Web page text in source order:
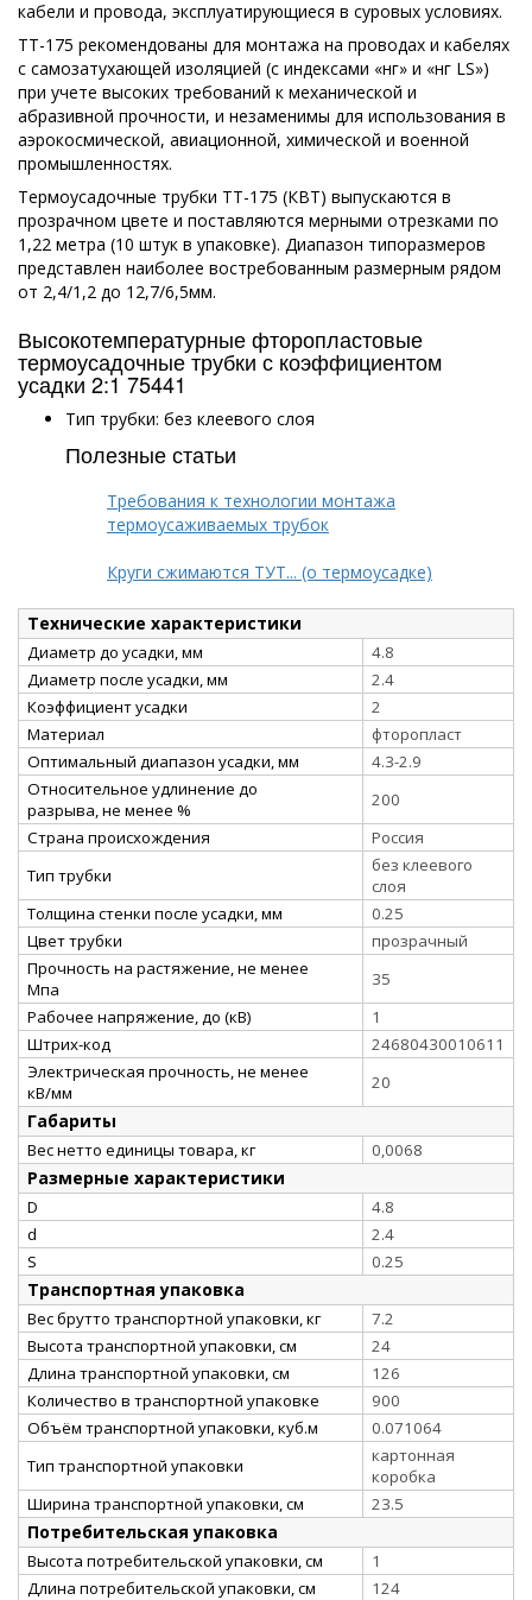
кабели и провода, эксплуатирующиеся в суровых условиях.
ТТ-175 рекомендованы для монтажа на проводах и кабелях
с самозатухающей изоляцией (с индексами «нг» и «нг LS»)
при учете высоких требований к механической и
абразивной прочности, и незаменимы для использования в
аэрокосмической, авиационной, химической и военной
промышленностях.
Термоусадочные трубки ТТ-175 (КВТ) выпускаются в
прозрачном цвете и поставляются мерными отрезками по
1,22 метра (10 штук в упаковке). Диапазон типоразмеров
представлен наиболее востребованным размерным рядом
от 2,4/1,2 до 12,7/6,5мм.
Высокотемпературные фторопластовые
термоусадочные трубки с коэффициентом
усадки 2:1 75441
Тип трубки: без клеевого слоя
Полезные статьи
Требования к технологии монтажа
термоусаживаемых трубок
Круги сжимаются ТУТ... (о термоусадке)
Технические характеристики
Диаметр до усадки, мм
4.8
Диаметр после усадки, мм
2.4
Коэффициент усадки
2
Материал
фторопласт
Оптимальный диапазон усадки, мм
4.3-2.9
Относительное удлинение до
разрыва, не менее %
200
Страна происхождения
Россия
Тип трубки
без клеевого
слоя
Толщина стенки после усадки, мм
0.25
Цвет трубки
прозрачный
Прочность на растяжение, не менее
Мпа
35
Рабочее напряжение, до (кВ)
1
Штрих-код
24680430010611
Электрическая прочность, не менее
кВ/мм
20
Габариты
Вес нетто единицы товара, кг 0,0068
Размерные характеристики
D
4.8
d
2.4
S
0.25
Транспортная упаковка
Вес брутто транспортной упаковки, кг
7.2
Высота транспортной упаковки, см
24
Длина транспортной упаковки, см
126
Количество в транспортной упаковке
900
Объём транспортной упаковки, куб.м
0.071064
Тип транспортной упаковки
картонная
коробка
Ширина транспортной упаковки, см
23.5
Потребительская упаковка
Высота потребительской упаковки, см
1
Длина потребительской упаковки, см
124